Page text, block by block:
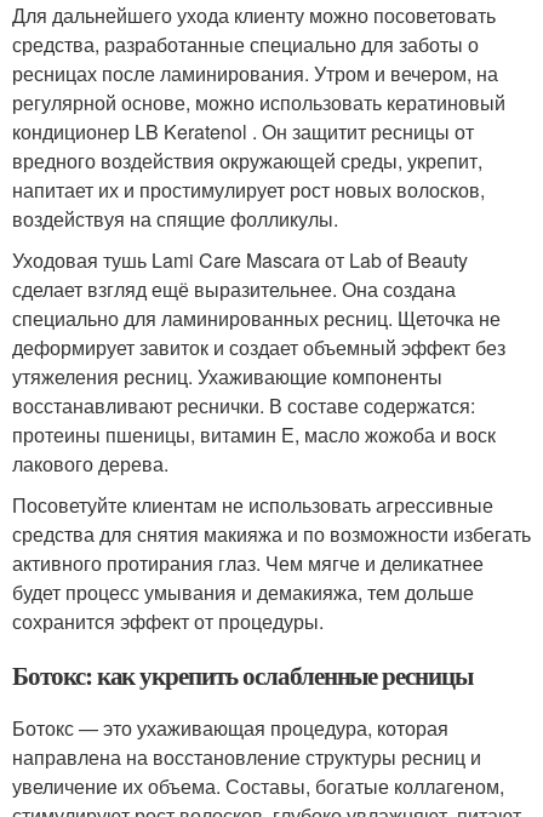
Для дальнейшего ухода клиенту можно посоветовать
средства, разработанные специально для заботы о
ресницах после ламинирования. Утром и вечером, на
регулярной основе, можно использовать кератиновый
кондиционер LB Keratenol . Он защитит ресницы от
вредного воздействия окружающей среды, укрепит,
напитает их и простимулирует рост новых волосков,
воздействуя на спящие фолликулы.
Уходовая тушь Lami Care Mascara от Lab of Beauty
сделает взгляд ещё выразительнее. Она создана
специально для ламинированных ресниц. Щеточка не
деформирует завиток и создает объемный эффект без
утяжеления ресниц. Ухаживающие компоненты
восстанавливают реснички. В составе содержатся:
протеины пшеницы, витамин Е, масло жожоба и воск
лакового дерева.
Посоветуйте клиентам не использовать агрессивные
средства для снятия макияжа и по возможности избегать
активного протирания глаз. Чем мягче и деликатнее
будет процесс умывания и демакияжа, тем дольше
сохранится эффект от процедуры.
Ботокс: как укрепить ослабленные ресницы
Ботокс — это ухаживающая процедура, которая
направлена на восстановление структуры ресниц и
увеличение их объема. Составы, богатые коллагеном,